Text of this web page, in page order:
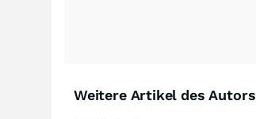
Weitere Artikel des Autors